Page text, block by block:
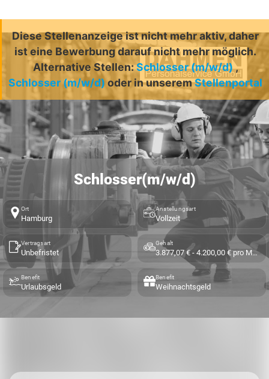
Diese Stellenanzeige ist nicht mehr aktiv, daher
ist eine Bewerbung darauf nicht mehr möglich.
Alternative Stellen:Schlosser (m/w/d),
Schlosser (m/w/d) oder in unseremStellenportal
Schlosser(m/w/d)
Ort
Hamburg
Anstellungsart
Vollzeit
Vertragsart
Unbefristet
Gehalt
3.877,07 € - 4.200,00 € pro Monat
Benefit
Urlaubsgeld
Benefit
Weihnachtsgeld